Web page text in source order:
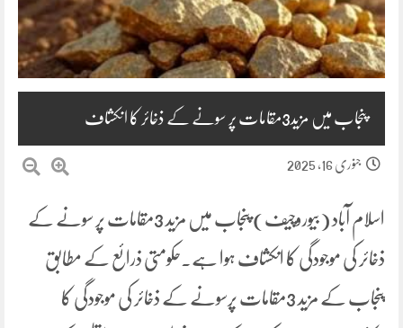
پنجاب میں مزید3مقامات پر سونے کے ذخائر کا انکشاف
جنوری 16, 2025
اسلام آباد (بیوروچیف) پنجاب میں مزید 3مقامات پر سونے کے
ذخائر کی موجودگی کا انکشاف ہوا ہے۔حکومتی ذرائع کے مطابق
پنجاب کے مزید 3مقامات پرسونے کے ذخائر کی موجودگی کا